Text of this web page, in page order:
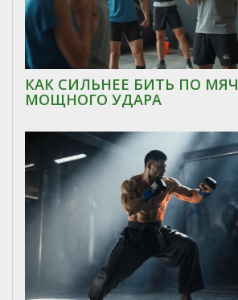
КАК СИЛЬНЕЕ БИТЬ ПО
МОЩНОГО УДАРА